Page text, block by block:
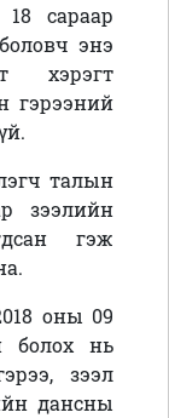
сараар
энэ
хэрэгт
гэрээний
талын
зээлийн
гэж
оны 09
болох нь
зээл
дансны